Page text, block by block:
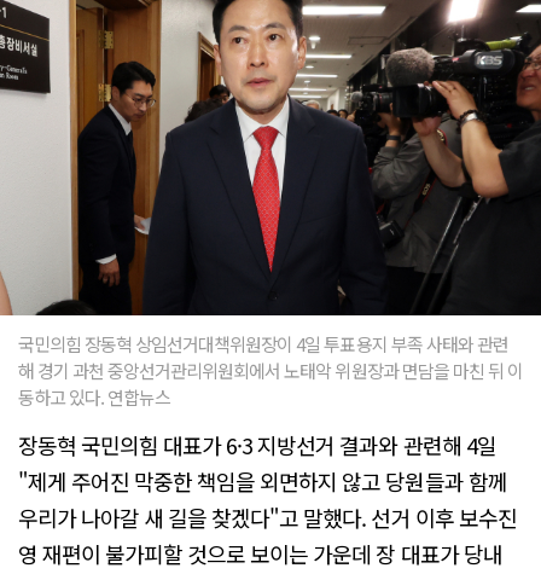
국민의힘 장동혁 상임선거대책위원장이 4일 투표용지 부족 사태와 관련
해 경기 과천 중앙선거관리위원회에서 노태악 위원장과 면담을 마친 뒤 이
동하고 있다. 연합뉴스
장동혁 국민의힘 대표가 6·3 지방선거 결과와 관련해 4일
"제게 주어진 막중한 책임을 외면하지 않고 당원들과 함께
우리가 나아갈 새 길을 찾겠다"고 말했다. 선거 이후 보수진
영 재편이 불가피할 것으로 보이는 가운데 장 대표가 당내